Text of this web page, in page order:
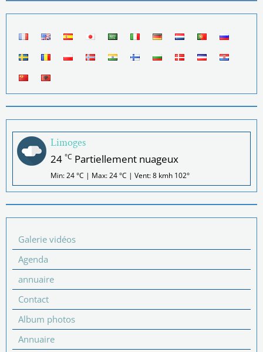
Limoges
24 °C Partiellement nuageux
Min: 24 °C | Max: 24 °C | Vent: 8 kmh 102°
Galerie vidéos
Agenda
annuaire
Contact
Album photos
Annuaire